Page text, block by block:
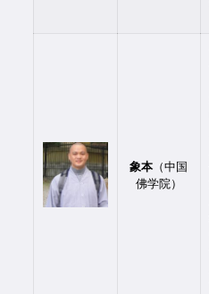
象本 （中国
佛学院）